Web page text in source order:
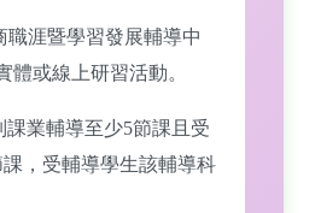
職涯暨學習發展輔導中
體或線上研習活動。
業輔導至少5節課且受
，受輔導學生該輔導科